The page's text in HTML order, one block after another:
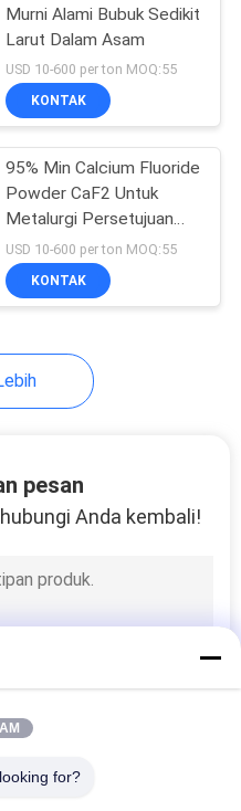
Murni Alami Bubuk Sedikit
Larut Dalam Asam
USD 10-600 per ton MOQ:55
KONTAK
95% Min Calcium Fluoride
Powder CaF2 Untuk
Metalurgi Persetujuan
ISO 9001
USD 10-600 per ton MOQ:55
KONTAK
pesan
Anda kembali!
for?